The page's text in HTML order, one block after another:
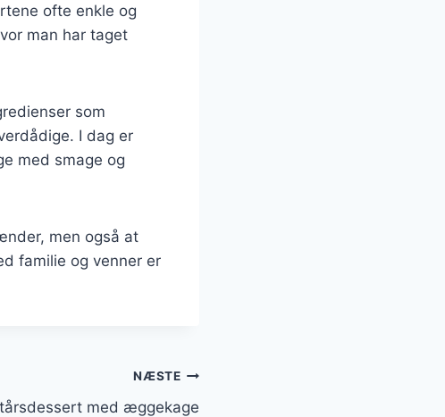
ofte enkle og
man har taget
som
I dag er
med smage og
men også at
familie og venner er
NÆSTE
med æggekage